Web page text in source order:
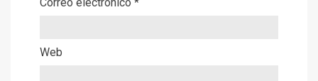
Correo electrónico *
Web